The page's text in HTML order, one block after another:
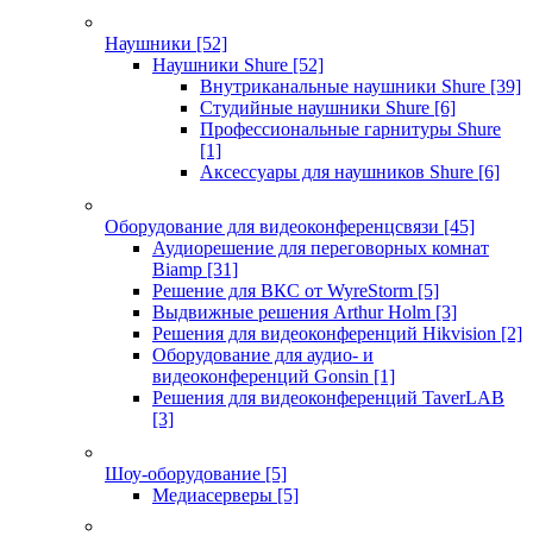
Наушники [52]
Наушники Shure [52]
Внутриканальные наушники Shure [39]
Студийные наушники Shure [6]
Профессиональные гарнитуры Shure
[1]
Аксессуары для наушников Shure [6]
Оборудование для видеоконференцсвязи [45]
Аудиорешение для переговорных комнат
Biamp [31]
Решение для ВКС от WyreStorm [5]
Выдвижные решения Arthur Holm [3]
Решения для видеоконференций Hikvision [2]
Оборудование для аудио- и
видеоконференций Gonsin [1]
Решения для видеоконференций TaverLAB
[3]
Шоу-оборудование [5]
Медиасерверы [5]